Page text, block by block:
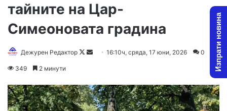
тайните на Цар-
Симеоновата градина
Дежурен Редактор
Follow
Send16:10ч, сряда, 17 юни, 2026 0
349 2 минути Изпрати новина